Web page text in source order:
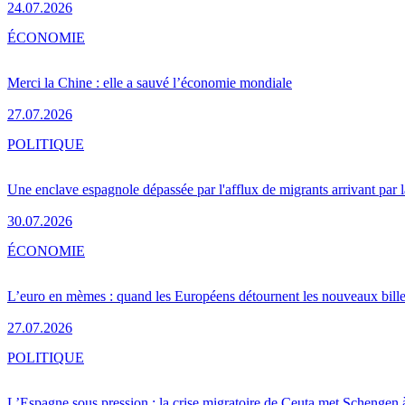
24.07.2026
Merci la Chine : elle a sauvé l’économie mondiale
27.07.2026
ÉCONOMIE
Une enclave espagnole dépassée par l'afflux de migrants arrivant par
30.07.2026
POLITIQUE
L’euro en mèmes : quand les Européens détournent les nouveaux
27.07.2026
ÉCONOMIE
POLITIQUE